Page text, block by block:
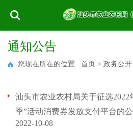
通知公告
您现在所在的位置 : 首页 > 政务公开
汕头市农业农村局关于征选2022
季”活动消费券发放支付平台的
2022-10-08